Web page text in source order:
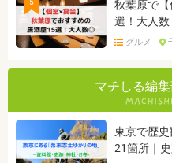
5
秋葉原で
選！大人
グルメ
マチしる編
東京で歴
21箇所｜